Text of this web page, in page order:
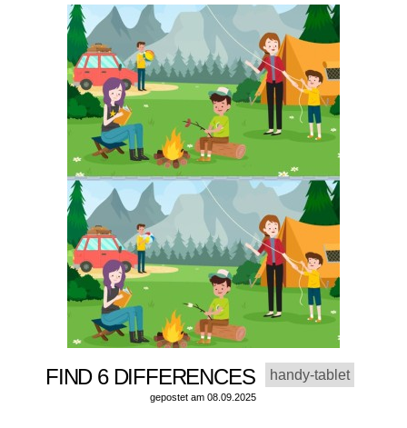
FIND 6 DIFFERENCES handy-tablet
gepostet am 08.09.2025